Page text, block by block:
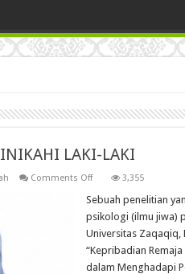
LAKI-LAKI
Comments Offon
GADIS
TIDAK
DINIKAHI
LAKI-
LAKI
3,355
Sebuah penelitian
psikologi (ilmu jiwa)
Universitas Zaqaqiq,
“Kepribadian
dalam Menghadapi